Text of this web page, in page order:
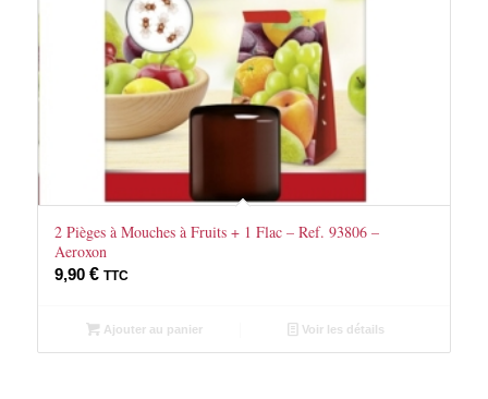
2 Pièges à Mouches à Fruits + 1 Flac – Ref. 93806 –
Aeroxon
9,90 € TTC
Ajouter au panier Voir les détails